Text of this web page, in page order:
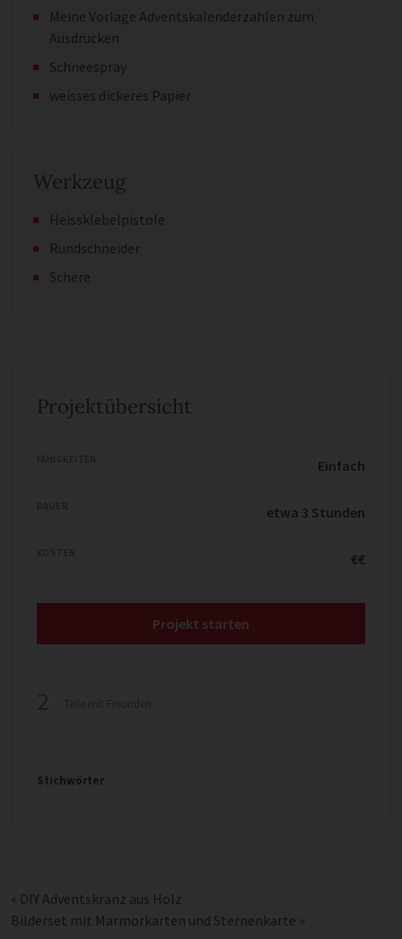
Meine Vorlage Adventskalenderzahlen zum
Ausdrucken
Schneespray
weisses dickeres Papier
Werkzeug
Heissklebelpistole
Rundschneider
Schere
Projektübersicht
Einfach
etwa 3 Stunden
€€
Projekt starten
Stichwörter
« DIY Adventskranz aus Holz
Bilderset mit Marmorkarten und Sternenkarte »